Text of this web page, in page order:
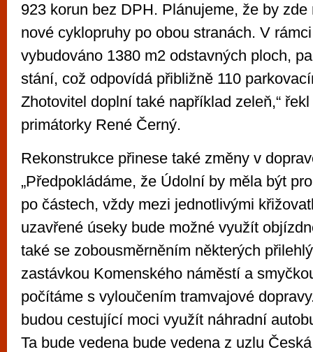
923 korun bez DPH. Plánujeme, že by
nové cyklopruhy po obou stranách. V
vybudováno 1380 m2 odstavných ploch,
stání, což odpovídá přibližně 110
Zhotovitel doplní také například zeleň,“
primátorky René Černý.
Rekonstrukce přinese také změny v
„Předpokládáme, že Údolní by měla být
po částech, vždy mezi jednotlivými
uzavřené úseky bude možné využít
také se zobousměrněním některých
zastávkou Komenského náměstí a
počítáme s vyloučením tramvajové
budou cestující moci využít náhradní
Ta bude vedena bude vedena z uzlu